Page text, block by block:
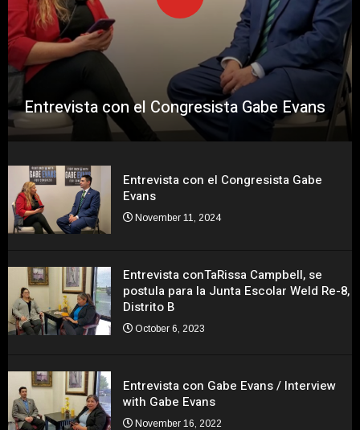
Entrevista con el Congresista Gabe Evans
Entrevista con el Congresista Gabe
Evans
November 11, 2024
Entrevista conTaRissa Campbell, se
postula para la Junta Escolar Weld Re-8,
Distrito B
October 6, 2023
Entrevista con Gabe Evans / Interview
with Gabe Evans
November 16, 2022